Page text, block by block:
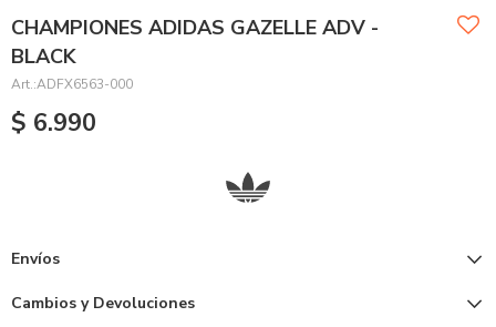
CHAMPIONES ADIDAS GAZELLE ADV -
BLACK
ADFX6563-000
$ 6.990
Envíos
Cambios y Devoluciones